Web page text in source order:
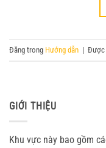
Đăng trong Hướng dẫn | Được
GIỚI THIỆU
Khu vực này bao gồm